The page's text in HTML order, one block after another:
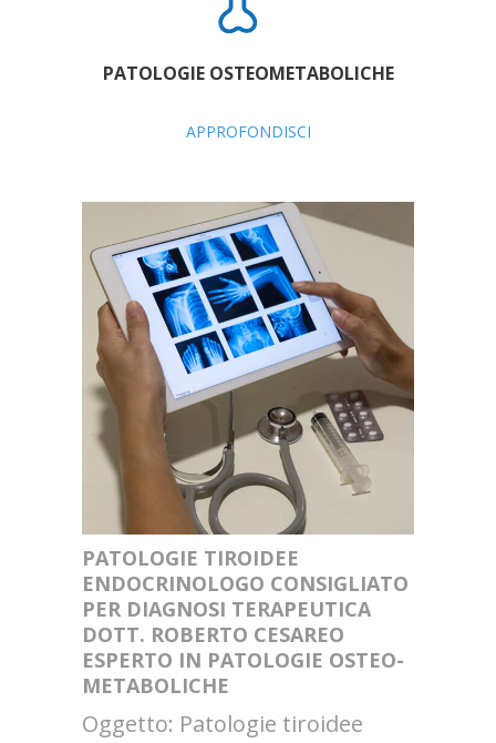
PATOLOGIE OSTEOMETABOLICHE
APPROFONDISCI
PATOLOGIE TIROIDEE
ENDOCRINOLOGO CONSIGLIATO
PER DIAGNOSI TERAPEUTICA
DOTT. ROBERTO CESAREO
ESPERTO IN PATOLOGIE OSTEO-
METABOLICHE
Oggetto: Patologie tiroidee